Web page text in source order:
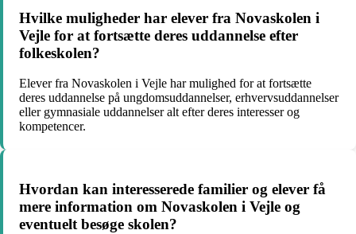
Hvilke muligheder har elever fra Novaskolen i
Vejle for at fortsætte deres uddannelse efter
folkeskolen?
Elever fra Novaskolen i Vejle har mulighed for at fortsætte
deres uddannelse på ungdomsuddannelser, erhvervsuddannelser
eller gymnasiale uddannelser alt efter deres interesser og
kompetencer.
Hvordan kan interesserede familier og elever få
mere information om Novaskolen i Vejle og
eventuelt besøge skolen?